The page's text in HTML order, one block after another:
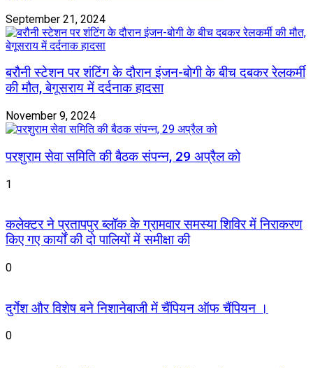
September 21, 2024
बरौनी स्टेशन पर शंटिंग के दौरान इंजन-बोगी के बीच दबकर रेलकर्मी
की मौत, बेगूसराय में दर्दनाक हादसा
November 9, 2024
परशुराम सेवा समिति की बैठक संपन्न, 29 अप्रैल को
1
कलेक्टर ने प्रतापपुर ब्लॉक के ग्रामवार समस्या शिविर में निराकरण
किए गए कार्यों की दो पालियों में समीक्षा की
0
दुर्गेश और विशेष बने निशानेबाजी में चैंपियन ऑफ चैंपियन ।
0